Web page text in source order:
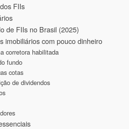
FIIs
de FIIs no Brasil (2025)
imobiliários com pouco dinheiro
corretora habilitada
fundo
cotas
de dividendos